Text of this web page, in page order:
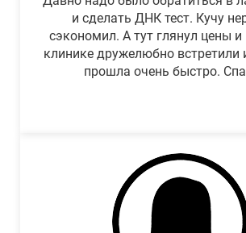
и сделать ДНК тест. Кучу
сэкономил. А тут глянул цены
клинике дружелюбно встретили
прошла очень быстро.